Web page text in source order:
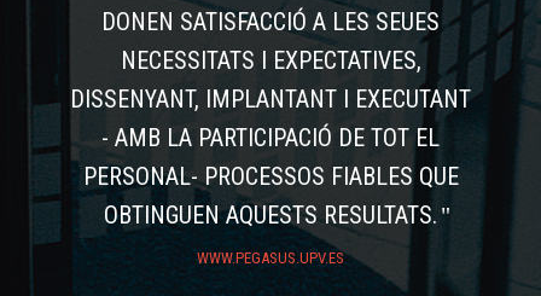
DONEN SATISFACCIÓ A LES SEUES
NECESSITATS I EXPECTATIVES,
DISSENYANT, IMPLANTANT I EXECUTANT
- AMB LA PARTICIPACIÓ DE TOT EL
PERSONAL- PROCESSOS FIABLES QUE
OBTINGUEN AQUESTS RESULTATS.
WWW.PEGASUS.UPV.ES